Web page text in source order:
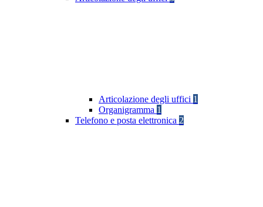
Articolazione degli uffici 1
Organigramma 1
Telefono e posta elettronica 2